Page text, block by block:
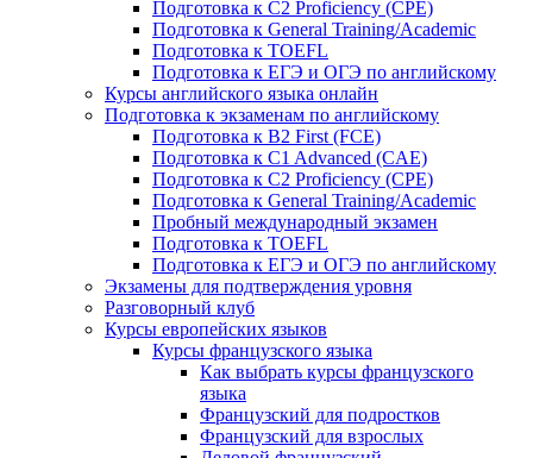
Подготовка к C2 Proficiency (CPE)
Подготовка к General Training/Academic
Подготовка к TOEFL
Подготовка к ЕГЭ и ОГЭ по английскому
Курсы английского языка онлайн
Подготовка к экзаменам по английскому
Подготовка к B2 First (FCE)
Подготовка к C1 Advanced (CAE)
Подготовка к C2 Proficiency (CPE)
Подготовка к General Training/Academic
Пробный международный экзамен
Подготовка к TOEFL
Подготовка к ЕГЭ и ОГЭ по английскому
Экзамены для подтверждения уровня
Разговорный клуб
Курсы европейских языков
Курсы французского языка
Как выбрать курсы французского
языка
Французский для подростков
Французский для взрослых